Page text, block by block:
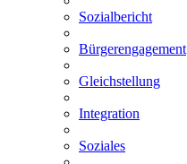
Sozialbericht
Bürgerengagement
Gleichstellung
Integration
Soziales